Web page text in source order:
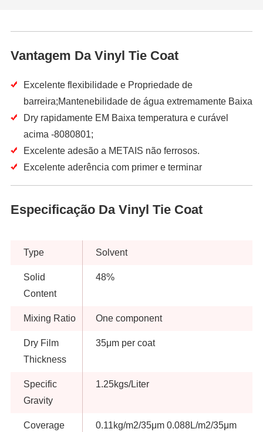
Vantagem Da Vinyl Tie Coat
Excelente flexibilidade e Propriedade de
barreira;Mantenebilidade de água extremamente Baixa
Dry rapidamente EM Baixa temperatura e curável
acima -8080801;
Excelente adesão a METAIS não ferrosos.
Excelente aderência com primer e terminar
Especificação Da Vinyl Tie Coat
Type Solvent
Solid
Content
48%
Mixing Ratio One component
Dry Film
Thickness
35μm per coat
Specific
Gravity
1.25kgs/Liter
Coverage
0.11kg/m2/35μm 0.088L/m2/35μm